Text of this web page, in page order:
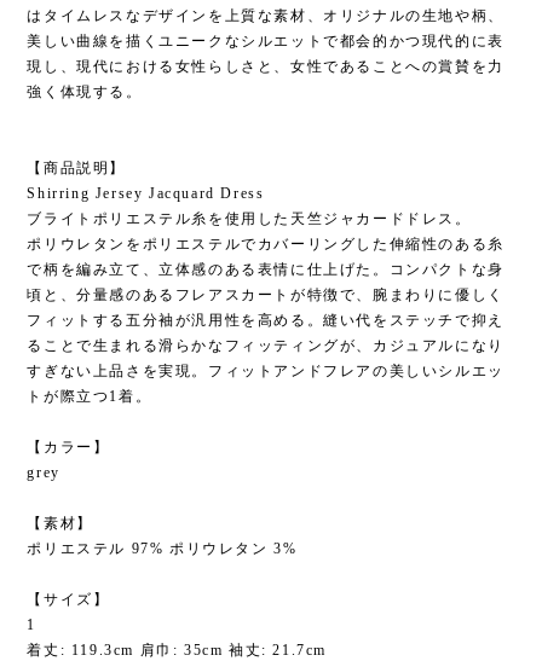
はタイムレスなデザインを上質な素材、オリジナルの生地や柄、
美しい曲線を描くユニークなシルエットで都会的かつ現代的に表
現し、現代における女性らしさと、女性であることへの賞賛を力
強く体現する。
【商品説明】
Shirring Jersey Jacquard Dress
ブライトポリエステル糸を使用した天竺ジャカードドレス。
ポリウレタンをポリエステルでカバーリングした伸縮性のある糸
で柄を編み立て、立体感のある表情に仕上げた。コンパクトな身
頃と、分量感のあるフレアスカートが特徴で、腕まわりに優しく
フィットする五分袖が汎用性を高める。縫い代をステッチで抑え
ることで生まれる滑らかなフィッティングが、カジュアルになり
すぎない上品さを実現。フィットアンドフレアの美しいシルエッ
トが際立つ1着。
【カラー】
grey
【素材】
ポリエステル 97% ポリウレタン 3%
【サイズ】
1
着丈: 119.3cm 肩巾: 35cm 袖丈: 21.7cm